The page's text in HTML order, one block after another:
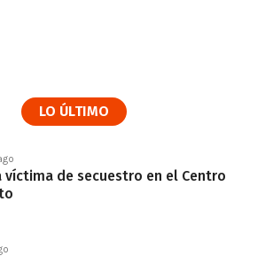
LO ÚLTIMO
víctima de secuestro en el Centro